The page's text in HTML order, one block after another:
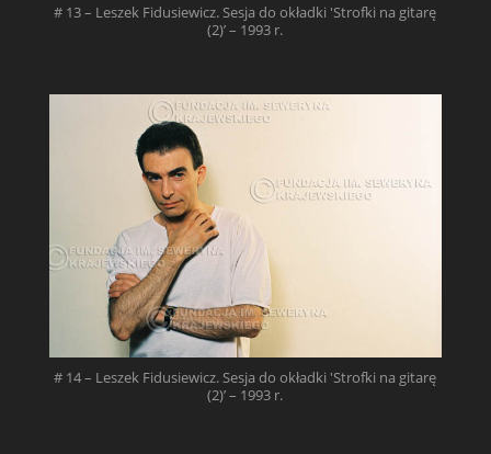
# 13 – Leszek Fidusiewicz. Sesja do okładki 'Strofki na gitarę
(2)’ – 1993 r.
# 14 – Leszek Fidusiewicz. Sesja do okładki 'Strofki na gitarę
(2)’ – 1993 r.